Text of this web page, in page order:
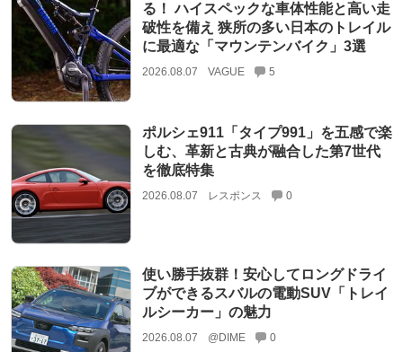
る！ ハイスペックな車体性能と高い走
破性を備え 狭所の多い日本のトレイル
に最適な「マウンテンバイク」3選
2026.08.07 VAGUE 5
ポルシェ911「タイプ991」を五感で楽
しむ、革新と古典が融合した第7世代
を徹底特集
2026.08.07 レスポンス 0
使い勝手抜群！安心してロングドライ
ブができるスバルの電動SUV「トレイ
ルシーカー」の魅力
2026.08.07 @DIME 0